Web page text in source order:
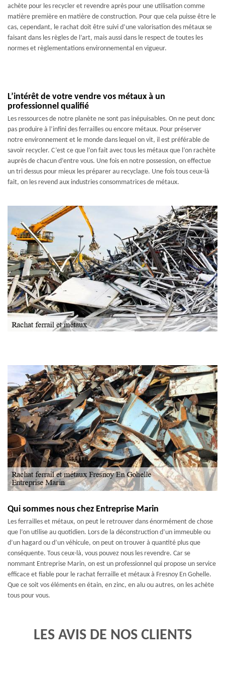
achète pour les recycler et revendre après pour une utilisation comme
matière première en matière de construction. Pour que cela puisse être le
cas, cependant, le rachat doit être suivi d’une valorisation des métaux se
faisant dans les règles de l’art, mais aussi dans le respect de toutes les
normes et règlementations environnemental en vigueur.
L’intérêt de votre vendre vos métaux à un
professionnel qualifié
Les ressources de notre planète ne sont pas inépuisables. On ne peut donc
pas produire à l’infini des ferrailles ou encore métaux. Pour préserver
notre environnement et le monde dans lequel on vit, il est préférable de
savoir recycler. C’est ce que l’on fait avec tous les métaux que l’on rachète
auprès de chacun d’entre vous. Une fois en notre possession, on effectue
un tri dessus pour mieux les préparer au recyclage. Une fois tous ceux-là
fait, on les revend aux industries consommatrices de métaux.
Qui sommes nous chez Entreprise Marin
Les ferrailles et métaux, on peut le retrouver dans énormément de chose
que l’on utilise au quotidien. Lors de la déconstruction d’un immeuble ou
d’un hagard ou d’un véhicule, on peut on trouver à quantité plus que
conséquente. Tous ceux-là, vous pouvez nous les revendre. Car se
nommant Entreprise Marin, on est un professionnel qui propose un service
efficace et fiable pour le rachat ferraille et métaux à Fresnoy En Gohelle.
Que ce soit vos éléments en étain, en zinc, en alu ou autres, on les achète
tous pour vous.
LES AVIS DE NOS CLIENTS